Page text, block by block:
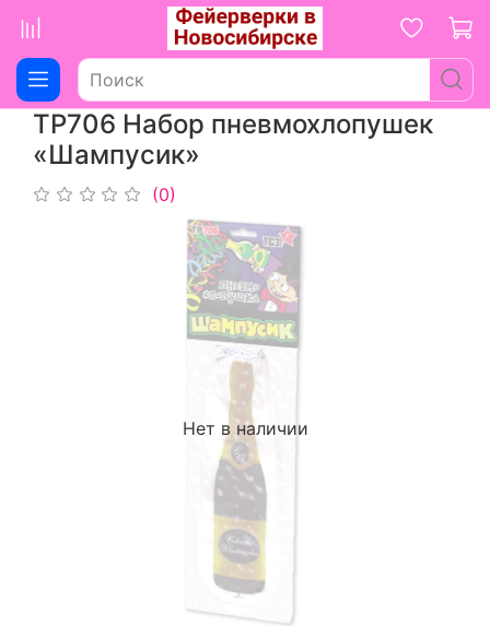
ТР706 Набор пневмохлопушек
«Шампусик»
(0)
Нет в наличии